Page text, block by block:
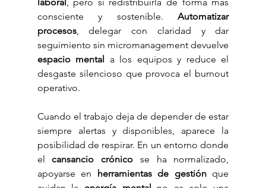
consciente y sostenible. Automatizar
procesos, delegar con claridad y dar
espacio mental
a los equipos y reduce el
desgaste silencioso que provoca el burnout
operativo.
Cuando el trabajo deja de depender de estar
siempre alertas y disponibles, aparece la
posibilidad de respirar. En un entorno donde
el cansancio crónico se ha normalizado,
apoyarse en
herramientas de gestión que